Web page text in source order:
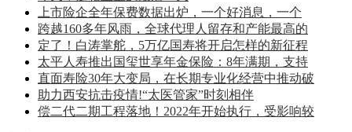
上市险企全年保费数据出炉，一个好消息，一个
跨越160多年风雨，全球代理人留存和产能最高的
定了！白涛掌舵，5万亿国寿将开启怎样的新征程
太平人寿推出国玺世享年金保险：8年满期，支持
直面寿险30年大变局，在长期专业化经营中推动破
助力西安抗击疫情!“太医管家”时刻相伴
偿二代二期工程落地！2022年开始执行，受影响较